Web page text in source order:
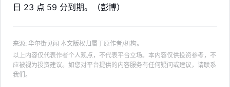
日 23 点 59 分到期。（彭博）
来源: 华尔街见闻 本文版权归属于原作者/机构。
以上内容仅代表作者个人观点，不代表平台立场。本内容仅供投资参考，不
应被视为投资建议。如您对平台提供的内容服务有任何疑问或建议，请联系
我们。